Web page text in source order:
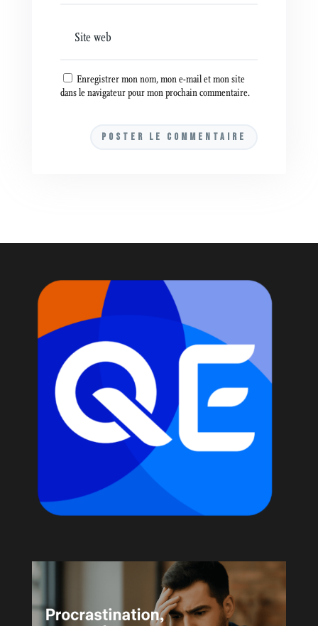
Enregistrer mon nom, mon e-mail et mon site
dans le navigateur pour mon prochain commentaire.